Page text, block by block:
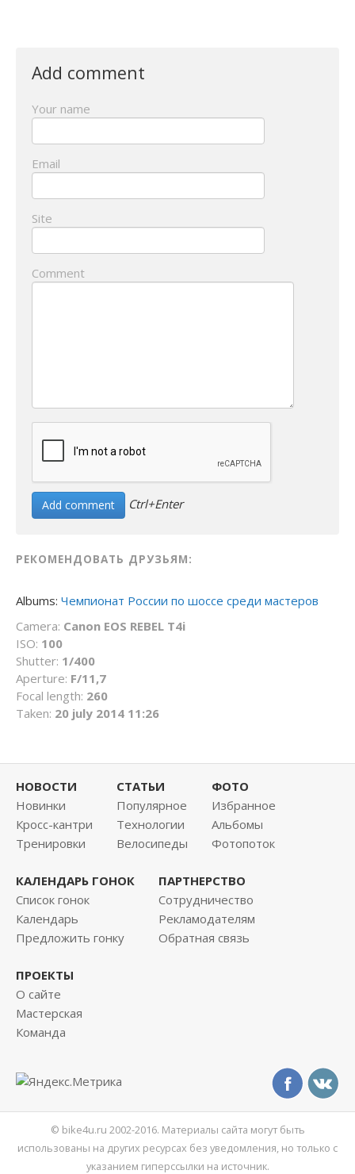
Add comment
Your name
Email
Site
Comment
Ctrl+Enter
РЕКОМЕНДОВАТЬ ДРУЗЬЯМ:
Albums: Чемпионат России по шоссе среди мастеров
Camera: Canon EOS REBEL T4i
ISO: 100
Shutter: 1/400
Aperture: F/11,7
Focal length: 260
Taken: 20 july 2014 11:26
НОВОСТИ
Новинки
Кросс-кантри
Тренировки
СТАТЬИ
Популярное
Технологии
Велосипеды
ФОТО
Избранное
Альбомы
Фотопоток
КАЛЕНДАРЬ ГОНОК
Список гонок
Календарь
Предложить гонку
ПАРТНЕРСТВО
Сотрудничество
Рекламодателям
Обратная связь
ПРОЕКТЫ
О сайте
Мастерская
Команда
© bike4u.ru 2002-2016. Материалы сайта могут быть
использованы на других ресурсах без уведомления, но только с
указанием гиперссылки на источник.